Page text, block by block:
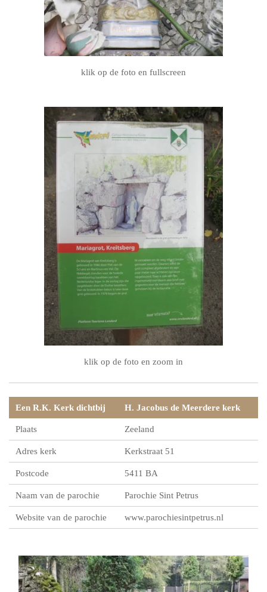
klik op de foto en fullscreen
klik op de foto en zoom in
Een R.K. Kerk dichtbij H. Jacobus de Meerdere kerk
Plaats Zeeland
Adres kerk Kerkstraat 51
Postcode 5411 BA
Naam van de parochie Parochie Sint Petrus
Website van de parochie www.parochiesintpetrus.nl